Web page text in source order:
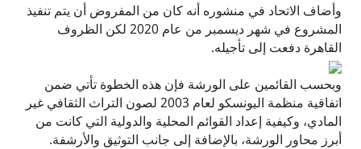
وأضاف الاتحاد في منشوره أنه كان من المفروض أن يتم تنفيذ
المشروع في شهر ديسمبر من عام 2020 لكن الظروف
القاهرة دفعت إلى تأجيله.
وبحسب القائمين على الورشة فإن هذه الخطوة تأتي ضمن
اتفاقية منظمة اليونسكو لعام 2003 لصون التراث الثقافي غير
المادي، وكيفية إعداد القوائم المحلية والدولية التي كانت من
أبرز محاور الورشة، بالإضافة إلى جانب التوثيق والأرشفة.